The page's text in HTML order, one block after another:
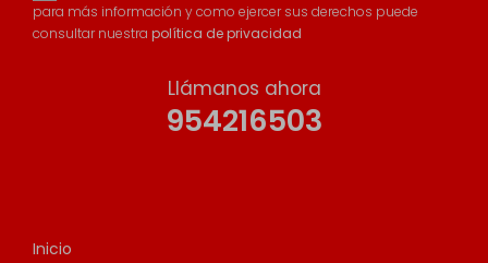
para más información y como ejercer sus derechos puede
consultar nuestra política de privacidad
Llámanos ahora
954216503
Inicio